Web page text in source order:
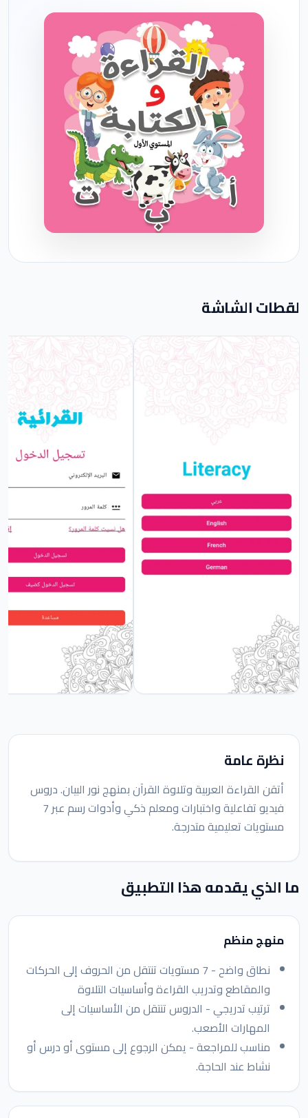
لقطات الشاشة
نظرة عامة
أتقن القراءة العربية وتلاوة القرآن بمنهج نور البيان. دروس
فيديو تفاعلية واختبارات ومعلم ذكي وأدوات رسم عبر 7
مستويات تعليمية متدرجة.
ما الذي يقدمه هذا التطبيق
منهج منظم
نطاق واضح - 7 مستويات تنتقل من الحروف إلى الحركات
والمقاطع وتدريب القراءة وأساسيات التلاوة
ترتيب تدريجي - الدروس تنتقل من الأساسيات إلى
المهارات الأصعب.
مناسب للمراجعة - يمكن الرجوع إلى مستوى أو درس أو
نشاط عند الحاجة.